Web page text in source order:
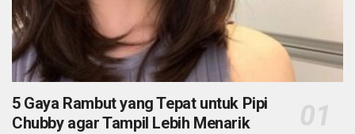
5 Gaya Rambut yang Tepat untuk Pipi
Chubby agar Tampil Lebih Menarik